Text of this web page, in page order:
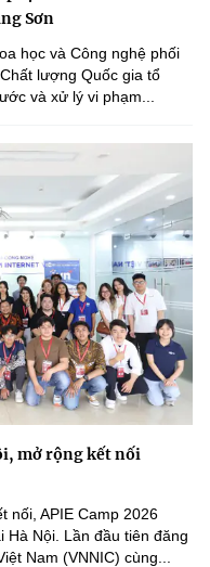
Sơn
học và Công nghệ phối
lượng Quốc gia tổ
và xử lý vi phạm...
mở rộng kết nối
nối, APIE Camp 2026
Hà Nội. Lần đầu tiên đăng
Nam (VNNIC) cùng...